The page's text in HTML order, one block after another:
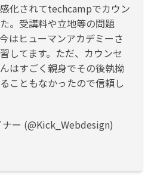
化されてtechcampでカウン
。受講料や立地等の問題
はヒューマンアカデミーさ
してます。ただ、カウンセ
はすごく親身でその後執拗
こともなかったので信頼し
ー (@Kick_Webdesign)